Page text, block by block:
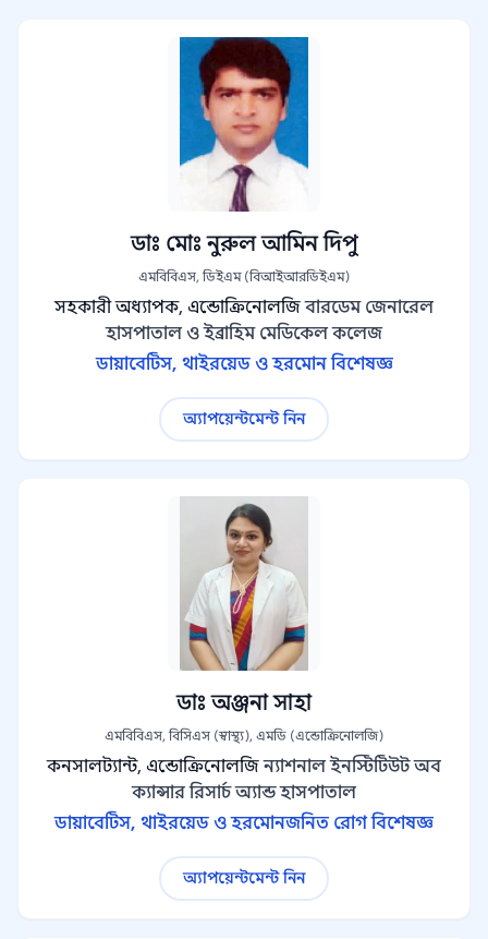
ডাঃ মোঃ নুরুল আমিন দিপু
এমবিবিএস, ডিইএম (বিআইআরডিইএম)
সহকারী অধ্যাপক, এন্ডোক্রিনোলজি বারডেম জেনারেল
হাসপাতাল ও ইব্রাহিম মেডিকেল কলেজ
ডায়াবেটিস, থাইরয়েড ও হরমোন বিশেষজ্ঞ
অ্যাপয়েন্টমেন্ট নিন
ডাঃ অঞ্জনা সাহা
এমবিবিএস, বিসিএস (স্বাস্থ্য), এমডি (এন্ডোক্রিনোলজি)
কনসালট্যান্ট, এন্ডোক্রিনোলজি ন্যাশনাল ইনস্টিটিউট অব
ক্যান্সার রিসার্চ অ্যান্ড হাসপাতাল
ডায়াবেটিস, থাইরয়েড ও হরমোনজনিত রোগ বিশেষজ্ঞ
অ্যাপয়েন্টমেন্ট নিন